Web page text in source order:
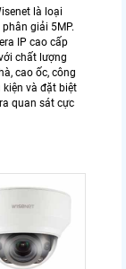
là loại
giải 5MP.
IP cao cấp
chất lượng
cao ốc, công
kiện và đặt biệt
quan sát cực